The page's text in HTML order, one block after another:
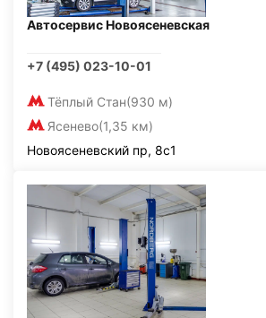
Автосервис Новоясеневская
+7 (495) 023-10-01
Тёплый Стан(930 м)
Ясенево(1,35 км)
Новоясеневский пр, 8с1